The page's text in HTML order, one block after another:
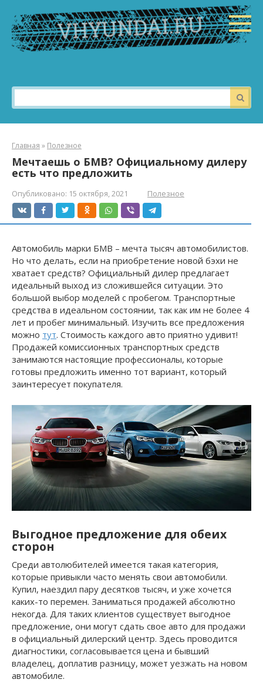
контенту
Поиск:
Главная » Полезное
Мечтаешь о БМВ? Официальному дилеру
есть что предложить
Опубликовано: 15 октября, 2021 Полезное
Автомобиль марки БМВ – мечта тысяч автомобилистов.
Но что делать, если на приобретение новой бэхи не
хватает средств? Официальный дилер предлагает
идеальный выход из сложившейся ситуации. Это
большой выбор моделей с пробегом. Транспортные
средства в идеальном состоянии, так как им не более 4
лет и пробег минимальный. Изучить все предложения
можно тут. Стоимость каждого авто приятно удивит!
Продажей комиссионных транспортных средств
занимаются настоящие профессионалы, которые
готовы предложить именно тот вариант, который
заинтересует покупателя.
Выгодное предложение для обеих
сторон
Среди автолюбителей имеется такая категория,
которые привыкли часто менять свои автомобили.
Купил, наездил пару десятков тысяч, и уже хочется
каких-то перемен. Заниматься продажей абсолютно
некогда. Для таких клиентов существует выгодное
предложение, они могут сдать свое авто для продажи
в официальный дилерский центр. Здесь проводится
диагностики, согласовывается цена и бывший
владелец, доплатив разницу, может уезжать на новом
автомобиле.